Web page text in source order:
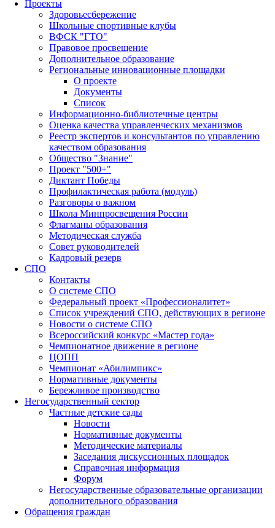
Проекты
Здоровьесбережение
Школьные спортивные клубы
ВФСК "ГТО"
Правовое просвещение
Дополнительное образование
Региональные инновационные площадки
О проекте
Документы
Список
Информационно-библиотечные центры
Оценка качества управленческих механизмов
Реестр экспертов и консультантов по управлению
качеством образования
Общество "Знание"
Проект "500+"
Диктант Победы
Профилактическая работа (модуль)
Разговоры о важном
Школа Минпросвещения России
Флагманы образования
Методическая служба
Совет руководителей
Кадровый резерв
СПО
Контакты
О системе СПО
Федеральный проект «Профессионалитет»
Список учреждений СПО, действующих в регионе
Новости о системе СПО
Всероссийский конкурс «Мастер года»
Чемпионатное движение в регионе
ЦОПП
Чемпионат «Абилимпикс»
Нормативные документы
Бережливое производство
Негосударственный сектор
Частные детские сады
Новости
Нормативные документы
Методические материалы
Заседания дискуссионных площадок
Справочная информация
Форум
Негосударственные образовательные организации
дополнительного образования
Обращения граждан